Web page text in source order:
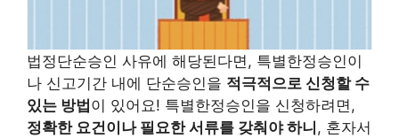
법정단순승인 사유에 해당된다면, 특별한정승인이
나 신고기간 내에 단순승인을 적극적으로 신청할 수
있는 방법 이 있어요! 특별한정승인을 신청하려면,
정확한 요건이나 필요한 서류를 갖춰야 하니 , 혼자서